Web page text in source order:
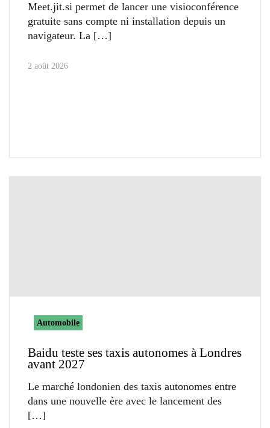
Meet.jit.si permet de lancer une visioconférence
gratuite sans compte ni installation depuis un
navigateur. La
2 août 2026
Automobile
Baidu teste ses taxis autonomes à Londres
avant 2027
Le marché londonien des taxis autonomes entre
dans une nouvelle ère avec le lancement des